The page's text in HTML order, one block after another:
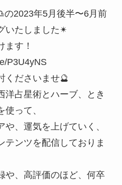
の2023年5月後半〜6月前
いたしました✴︎
す！
P3U4yNS
くださいませ🔮
洋占星術とハーブ、とき
って、
、運気を上げていく、
テンツを配信しておりま
や、高評価のほど、何卒